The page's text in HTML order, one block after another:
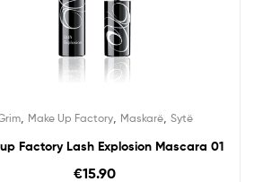
, Make Up Factory, Maskarë, Sytë
Factory Lash Explosion Mascara 01
€15.90